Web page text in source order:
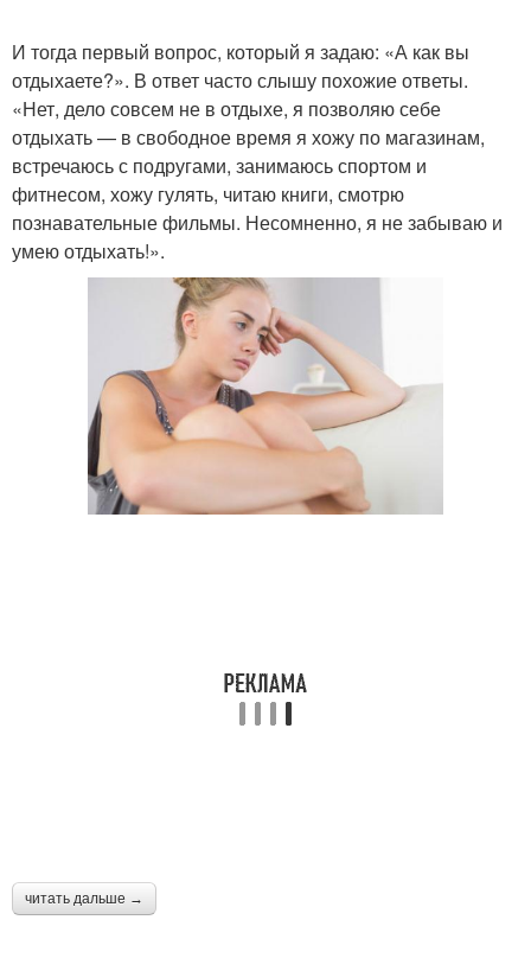
И тогда первый вопрос, который я задаю: «А как вы
отдыхаете?». В ответ часто слышу похожие ответы.
«Нет, дело совсем не в отдыхе, я позволяю себе
отдыхать — в свободное время я хожу по магазинам,
встречаюсь с подругами, занимаюсь спортом и
фитнесом, хожу гулять, читаю книги, смотрю
познавательные фильмы. Несомненно, я не забываю и
умею отдыхать!».
читать дальше →